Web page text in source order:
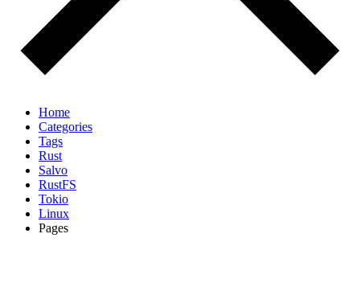
Home
Categories
Tags
Rust
Salvo
RustFS
Tokio
Linux
Pages